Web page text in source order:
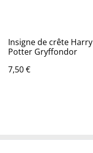
Insigne de crête Harry
Potter Gryffondor
7,50 €